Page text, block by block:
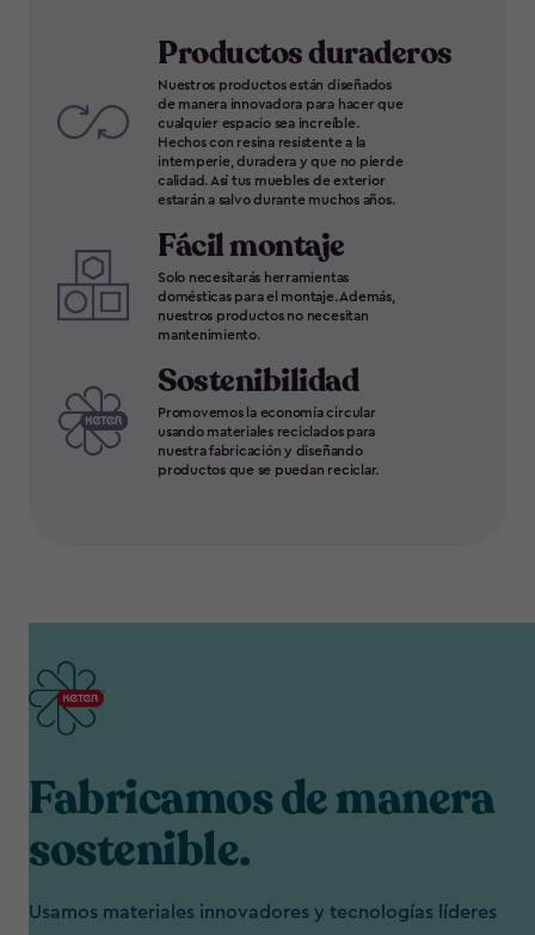
Productos duraderos
Nuestros productos están diseñados
de manera innovadora para hacer que
cualquier espacio sea increíble.
Hechos con resina resistente a la
intemperie, duradera y que no pierde
calidad. Así tus muebles de exterior
estarán a salvo durante muchos años.
Fácil montaje
Solo necesitarás herramientas
domésticas para el montaje. Además,
nuestros productos no necesitan
mantenimiento.
Sostenibilidad
Promovemos la economía circular
usando materiales reciclados para
nuestra fabricación y diseñando
productos que se puedan reciclar.
Fabricamos de manera
sostenible.
Usamos materiales innovadores y tecnologías líderes